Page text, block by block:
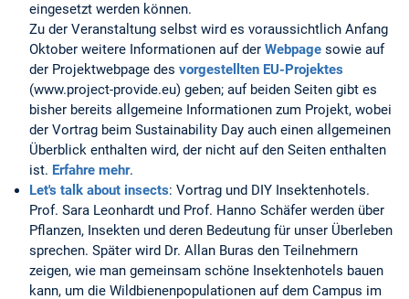
eingesetzt werden können.
Zu der Veranstaltung selbst wird es voraussichtlich Anfang
Oktober weitere Informationen auf der Webpage sowie auf
der Projektwebpage des vorgestellten EU-Projektes
(www.project-provide.eu) geben; auf beiden Seiten gibt es
bisher bereits allgemeine Informationen zum Projekt, wobei
der Vortrag beim Sustainability Day auch einen allgemeinen
Überblick enthalten wird, der nicht auf den Seiten enthalten
ist. Erfahre mehr.
Let's talk about insects: Vortrag und DIY Insektenhotels.
Prof. Sara Leonhardt und Prof. Hanno Schäfer werden über
Pflanzen, Insekten und deren Bedeutung für unser Überleben
sprechen. Später wird Dr. Allan Buras den Teilnehmern
zeigen, wie man gemeinsam schöne Insektenhotels bauen
kann, um die Wildbienenpopulationen auf dem Campus im